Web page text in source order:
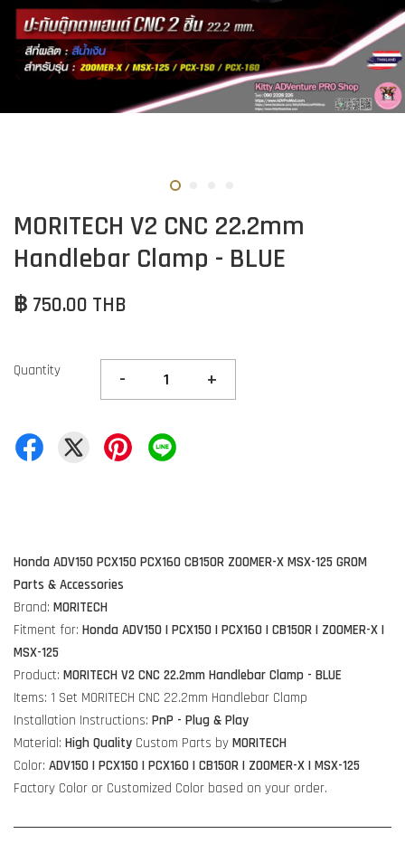
MORITECH V2 CNC 22.2mm
Handlebar Clamp - BLUE
฿ 750.00 THB
Quantity - +
Honda ADV150 PCX150 PCX160 CB150R ZOOMER-X MSX-125 GROM
Parts & Accessories
Brand: MORITECH
Fitment for: Honda ADV150 | PCX150 | PCX160 | CB150R | ZOOMER-X |
MSX-125
Product: MORITECH V2 CNC 22.2mm Handlebar Clamp - BLUE
Items: 1 Set MORITECH CNC 22.2mm Handlebar Clamp
Installation Instructions: PnP - Plug & Play
Material: High Quality Custom Parts by MORITECH
Color: ADV150 | PCX150 | PCX160 | CB150R | ZOOMER-X | MSX-125
Factory Color or Customized Color based on your order.